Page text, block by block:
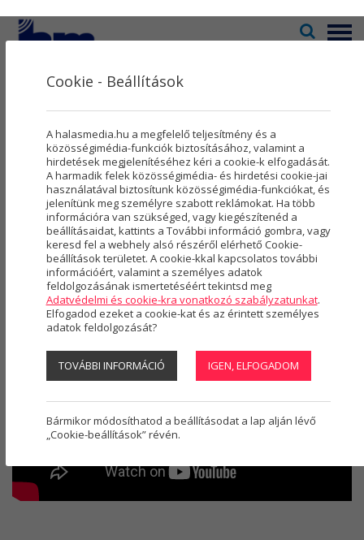
Menü
Televízió
Kultúra
Rovatok
Újság
Városmarketing
Szolgáltatások
Rólunk
Hasznos
Regisztráció
Megtekinthető
műsoraink
MEGTEKINTHETŐ MŰSORAINK»10 ÉVE TÖRTÉNT
10 éve történt - 2025.10.27.
Cookie - Beállítások
A halasmedia.hu a megfelelő teljesítmény és a
közösségimédia-funkciók biztosításához, valamint a
hirdetések megjelenítéséhez kéri a cookie-k elfogadását.
A harmadik felek közösségimédia- és hirdetési cookie-jai
használatával biztosítunk közösségimédia-funkciókat, és
jelenítünk meg személyre szabott reklámokat. Ha több
információra van szükséged, vagy kiegészítenéd a
beállításaidat, kattints a További információ gombra, vagy
keresd fel a webhely alsó részéről elérhető Cookie-
beállítások területet. A cookie-kkal kapcsolatos további
információért, valamint a személyes adatok
feldolgozásának ismertetéséért tekintsd meg
Adatvédelmi és cookie-kra vonatkozó szabályzatunkat.
Elfogadod ezeket a cookie-kat és az érintett személyes
adatok feldolgozását?
TOVÁBBI INFORMÁCIÓ IGEN, ELFOGADOM
Bármikor módosíthatod a beállításodat a lap alján lévő
„Cookie-beállítások” révén.